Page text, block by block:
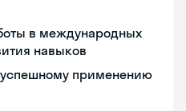
в международных
навыков
успешному применению